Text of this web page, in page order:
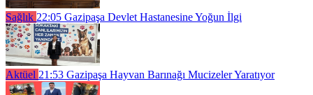
Sağlık 22:05 Gazipaşa Devlet Hastanesine Yoğun İlgi
Aktüel 21:53 Gazipaşa Hayvan Barınağı Mucizeler Yaratıyor